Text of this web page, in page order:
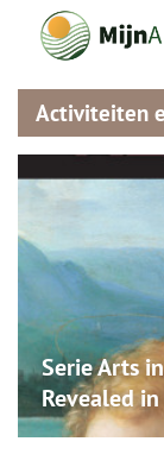
Activiteiten
Serie Arts
Revealed